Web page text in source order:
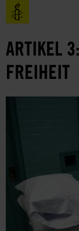
Direkt
zum
Benutzermenü
ARTIKEL
FREIHEIT